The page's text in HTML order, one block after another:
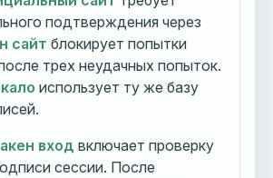
подтверждения через
сайт блокирует попытки
трех неудачных попыток.
использует ту же базу
вход включает проверку
сессии. После